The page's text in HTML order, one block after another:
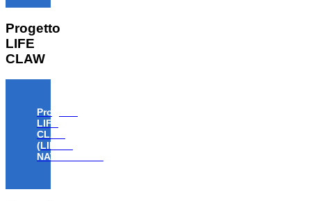
Progetto
LIFE
CLAW
Progetto
LIFE
CLAW
(LIFE18
NAT/IT/000806)